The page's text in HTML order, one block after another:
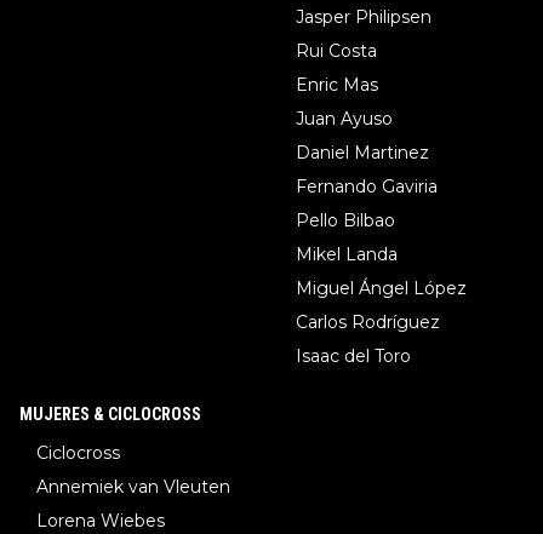
Jasper Philipsen
Rui Costa
Enric Mas
Juan Ayuso
Daniel Martinez
Fernando Gaviria
Pello Bilbao
Mikel Landa
Miguel Ángel López
Carlos Rodríguez
Isaac del Toro
MUJERES & CICLOCROSS
Ciclocross
Annemiek van Vleuten
Lorena Wiebes